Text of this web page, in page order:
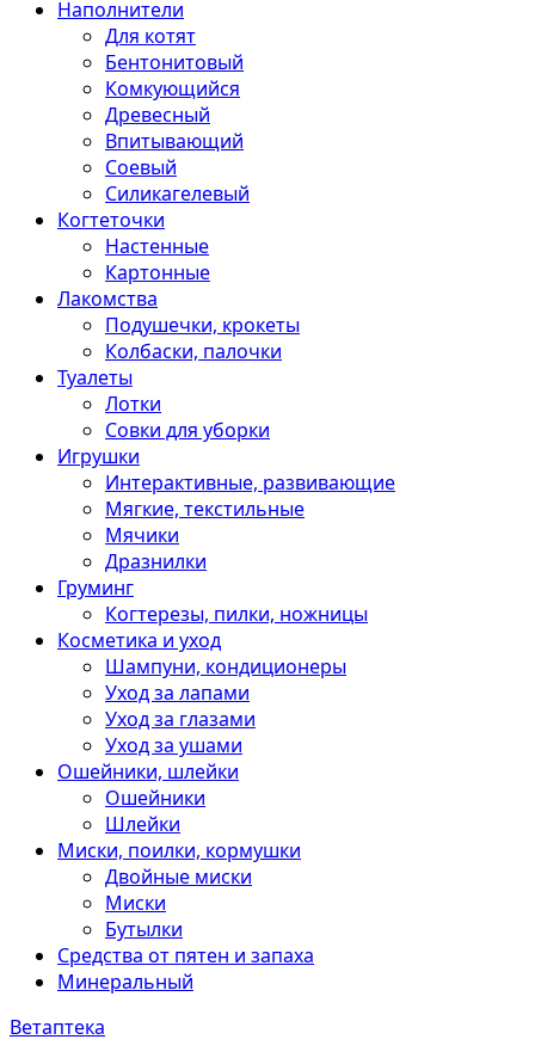
Наполнители
Для котят
Бентонитовый
Комкующийся
Древесный
Впитывающий
Соевый
Силикагелевый
Когтеточки
Настенные
Картонные
Лакомства
Подушечки, крокеты
Колбаски, палочки
Туалеты
Лотки
Совки для уборки
Игрушки
Интерактивные, развивающие
Мягкие, текстильные
Мячики
Дразнилки
Груминг
Когтерезы, пилки, ножницы
Косметика и уход
Шампуни, кондиционеры
Уход за лапами
Уход за глазами
Уход за ушами
Ошейники, шлейки
Ошейники
Шлейки
Миски, поилки, кормушки
Двойные миски
Миски
Бутылки
Средства от пятен и запаха
Минеральный
Ветаптека